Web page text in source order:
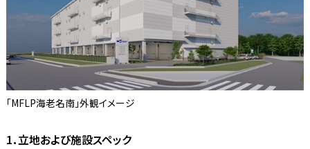
「MFLP海老名南」外観イメージ
1．立地および施設スペック